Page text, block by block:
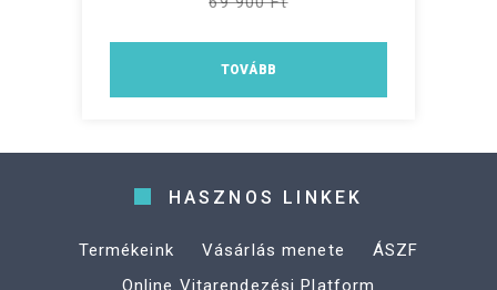
TOVÁBB
HASZNOS LINKEK
Termékeink Vásárlás menete
ÁSZF
Online Vitarendezési Platform